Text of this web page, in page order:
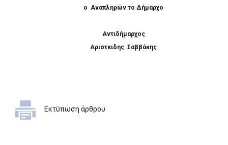
ο Αναπληρών το Δήμαρχο
Αντιδήμαρχος
Αριστειδης Σαββάκης
Εκτύπωση άρθρου